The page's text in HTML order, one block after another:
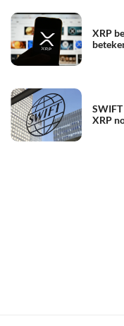
XRP
XRP